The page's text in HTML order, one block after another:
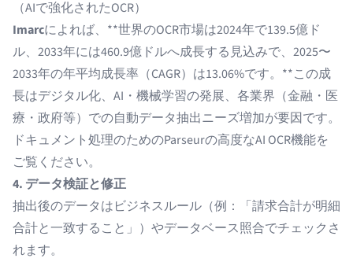
（AIで強化されたOCR）
Imarcによれば、**世界のOCR市場は2024年で139.5億ド
ル、2033年には460.9億ドルへ成長する見込みで、2025〜
2033年の年平均成長率（CAGR）は13.06%です。**この成
長はデジタル化、AI・機械学習の発展、各業界（金融・医
療・政府等）での自動データ抽出ニーズ増加が要因です。
ドキュメント処理のためのParseurの高度なAI OCR機能を
ご覧ください。
4. データ検証と修正
抽出後のデータはビジネスルール（例：「請求合計が明細
合計と一致すること」）やデータベース照合でチェックさ
れます。